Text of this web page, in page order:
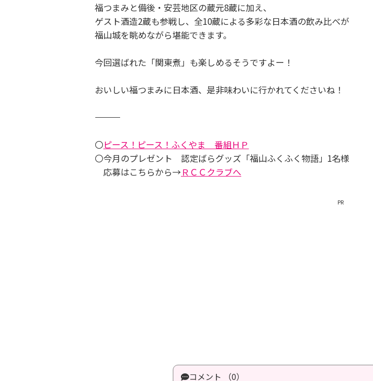
福つまみと備後・安芸地区の蔵元8蔵に加え、
ゲスト酒造2蔵も参戦し、全10蔵による多彩な日本酒の飲み比べが
福山城を眺めながら堪能できます。
今回選ばれた「関東煮」も楽しめるそうですよー！
おいしい福つまみに日本酒、是非味わいに行かれてくださいね！
―――――――――――――――――――――――
〇ピース！ピース！ふくやま 番組ＨＰ
〇今月のプレゼント 認定ばらグッズ「福山ふくふく物語」1名様
応募はこちらから→ＲＣＣクラブへ
PR
コメント （0）